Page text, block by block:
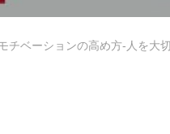
チベーションの高め方-人を